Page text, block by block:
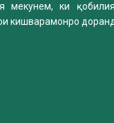
мекунем, ки
кишварамонро